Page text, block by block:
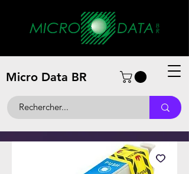
Micro Data BR